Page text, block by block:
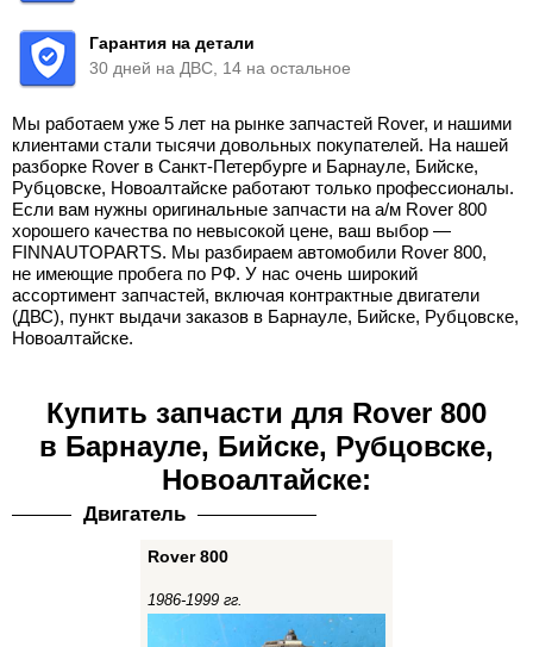
Гарантия на детали
30 дней на ДВС, 14 на остальное
Мы работаем уже 5 лет на рынке запчастей Rover, и нашими
клиентами стали тысячи довольных покупателей. На нашей
разборке Rover в Санкт-Петербурге и Барнауле, Бийске,
Рубцовске, Новоалтайске работают только профессионалы.
Если вам нужны оригинальные запчасти на а/м Rover 800
хорошего качества по невысокой цене, ваш выбор —
FINNAUTOPARTS. Мы разбираем автомобили Rover 800,
не имеющие пробега по РФ. У нас очень широкий
ассортимент запчастей, включая контрактные двигатели
(ДВС), пункт выдачи заказов в Барнауле, Бийске, Рубцовске,
Новоалтайске.
Купить запчасти для Rover 800
в Барнауле, Бийске, Рубцовске,
Новоалтайске:
Двигатель
Rover 800
1986-1999 гг.